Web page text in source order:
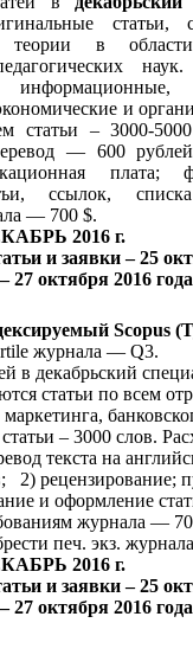
статьи,
в области
информационные,
и
статьи – 3000-
— 600
плата;
ссылок,
— 700 $.
2016 г.
и заявки – 25
октября 2016
Scopus
журнала — Q3.
в декабрьский
статьи по всем
– 3000 слов.
текста на
2) рецензирование;
и оформление
журнала —
печ. экз.
2016 г.
и заявки – 25
октября 2016